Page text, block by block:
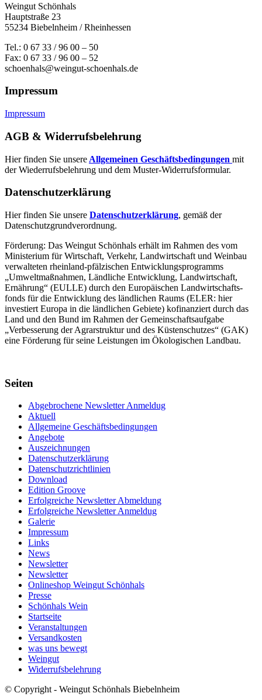
Weingut Schönhals
Hauptstraße 23
55234 Biebelnheim / Rheinhessen
Tel.: 0 67 33 / 96 00 – 50
Fax: 0 67 33 / 96 00 – 52
schoenhals@weingut-schoenhals.de
Impressum
Impressum
AGB & Widerrufsbelehrung
Hier finden Sie unsere Allgemeinen Geschäftsbedingungen mit
der Wiederrufsbelehrung und dem Muster-Widerrufsformular.
Datenschutzerklärung
Hier finden Sie unsere Datenschutzerklärung, gemäß der
Datenschutzgrundverordnung.
Förderung: Das Weingut Schönhals erhält im Rahmen des vom
Minis­terium für Wirtschaft, Verkehr, Land­wirt­schaft und Weinbau
verwal­teten rhein­land-pfälzischen Entwick­lungs­programms
„Umwelt­maßnahmen, Länd­liche Entwick­lung, Landwirt­schaft,
Ernährung“ (EULLE) durch den Euro­päischen Land­wirtschafts­
fonds für die Entwick­lung des länd­lichen Raums (ELER: hier
investiert Europa in die ländlichen Gebiete) kofinanziert durch das
Land und den Bund im Rahmen der Gemein­schafts­aufgabe
„Verbes­serung der Agrar­struktur und des Küsten­schutzes“ (GAK)
eine Förderung für seine Leis­tungen im Ökolo­gischen Landbau.
Seiten
Abgebrochene Newsletter Anmeldug
Aktuell
Allgemeine Geschäftsbedingungen
Angebote
Auszeichnungen
Datenschutzerklärung
Datenschutzrichtlinien
Download
Edition Groove
Erfolgreiche Newsletter Abmeldung
Erfolgreiche Newsletter Anmeldug
Galerie
Impressum
Links
News
Newsletter
Newsletter
Onlineshop Weingut Schönhals
Presse
Schönhals Wein
Startseite
Veranstaltungen
Versandkosten
was uns bewegt
Weingut
Widerrufsbelehrung
© Copyright - Weingut Schönhals Biebelnheim